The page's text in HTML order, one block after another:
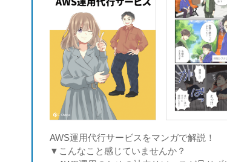
AWS運用代行サービスをマンガで解説！
▼こんなこと感じていませんか？